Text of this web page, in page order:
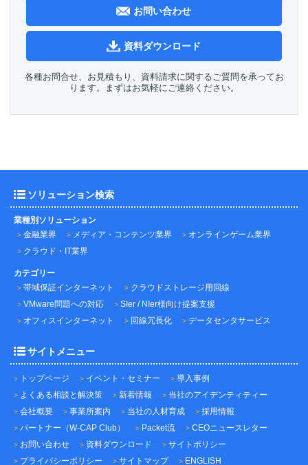
お問い合わせ
資料ダウンロード
各種お問合せ、お見積もり、資料請求に関するご質問を承ってお
ります。まずはお気軽にご連絡ください。
ソリューション検索
業種別ソリューション
金融業界
メディア・コンテンツ業界
オンラインゲーム業界
クラウド・IT業界
カテゴリー
帯域保証インターネット
クラウドストレージ用回線
VMware問題への対応
SIer / NIer様向け提案支援
オフィスインターネット
回線冗長化 データセンタサービス
サイトメニュー
トップページ イベント・セミナー
導入事例
よくある相談と解決策
新着情報
当社のアイデンティティー
会社概要
事業所案内 当社の人材育成
採用情報
パートナー（W-CAP Club）
Packet流
CEOニュースレター
お問い合わせ
資料ダウンロード
サイトポリシー
プライバシーポリシー
サイトマップ ENGLISH